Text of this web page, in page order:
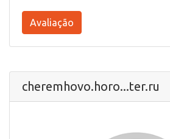
Avaliação
cheremhovo.horo...ter.ru